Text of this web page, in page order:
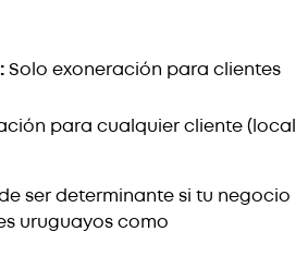
Solo exoneración para clientes
para cualquier cliente (local
ser determinante si tu negocio
uruguayos como